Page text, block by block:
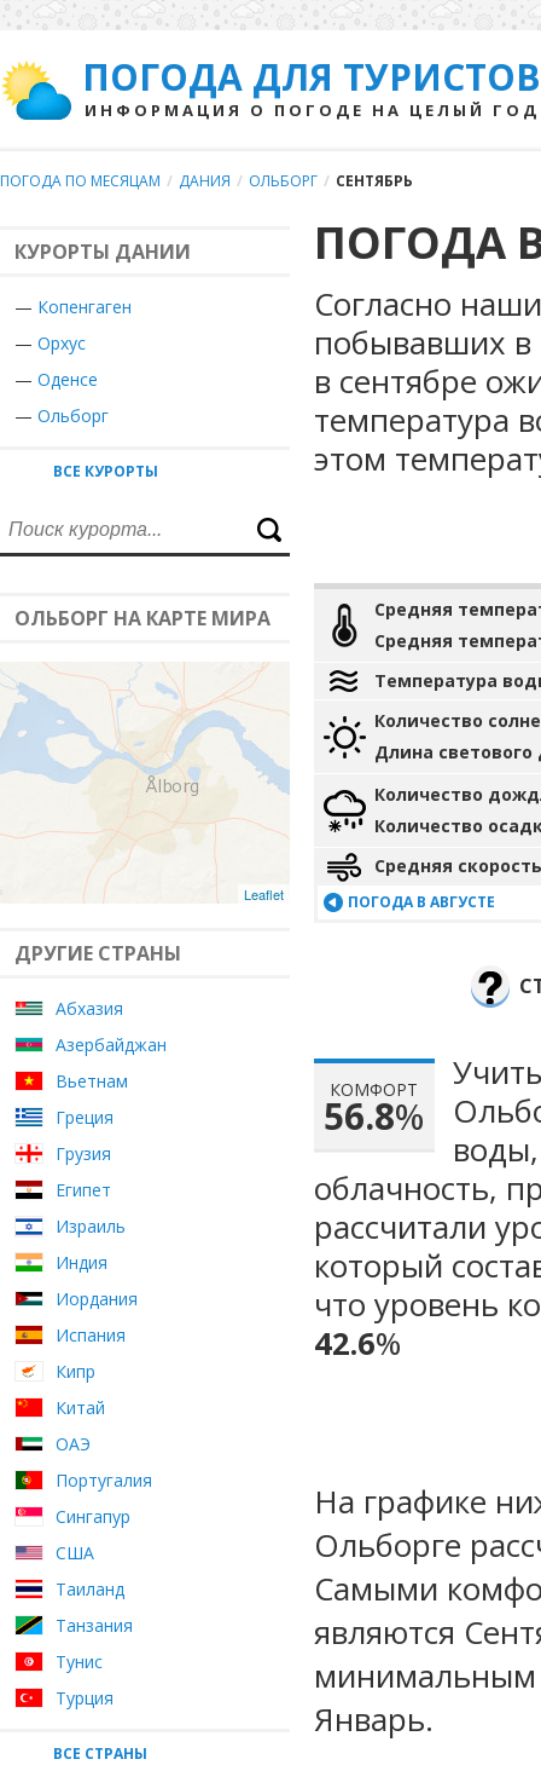
ПОГОДА ДЛЯ ТУРИСТОВ
ИНФОРМАЦИЯ О ПОГОДЕ НА ЦЕЛЫЙ ГОД
ПОГОДА ПО МЕСЯЦАМ / ДАНИЯ / ОЛЬБОРГ / СЕНТЯБРЬ
КУРОРТЫ ДАНИИ
— Копенгаген
— Орхус
— Оденсе
— Ольборг
ВСЕ КУРОРТЫ
ОЛЬБОРГ НА КАРТЕ МИРА
Leaflet
ДРУГИЕ СТРАНЫ
Абхазия
Азербайджан
Вьетнам
Греция
Грузия
Египет
Израиль
Индия
Иордания
Испания
Кипр
Китай
ОАЭ
Португалия
Сингапур
США
Таиланд
Танзания
Тунис
Турция
ВСЕ СТРАНЫ
ПОГОДА
Согласно
побывавших в
в сентябре
температура
этом
Средняя
Средняя
Температура
Количество
Длина светового
Количество
Количество
Средняя
ПОГОДА В АВГУСТЕ
КОМФОРТ
56.8%
облачность,
рассчитали
который
что уровень
42.6%
На графике
Ольборге
Самыми
являются
минимальным
Январь.